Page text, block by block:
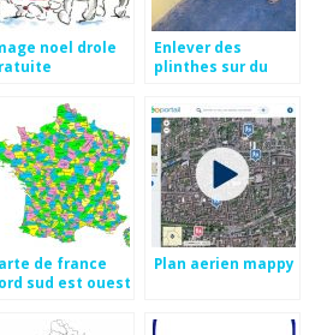
noel drole
Enlever des
plinthes sur du
de france
sud est ouest
Plan aerien mappy